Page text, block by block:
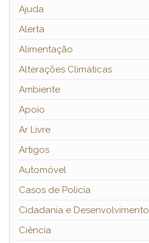
Ajuda
Alerta
Alimentação
Alterações Climáticas
Ambiente
Apoio
Ar Livre
Artigos
Automóvel
Casos de Polícia
Cidadania e Desenvolvimento
Ciência